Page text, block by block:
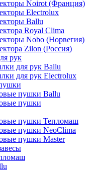
Noirot (Франция)
Electrolux
Ballu
Royal Clima
Nobo (Норвегия)
Zilon (Россия)
рук
для рук Ballu
для рук Electrolux
пушки Ballu
пушки
пушки Тепломаш
пушки NeoClima
пушки Master